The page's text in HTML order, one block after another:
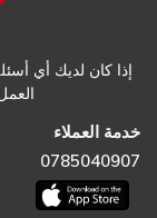
إذا كان لديك أي
العمل لدينا من
خدمة العملاء
0785040907